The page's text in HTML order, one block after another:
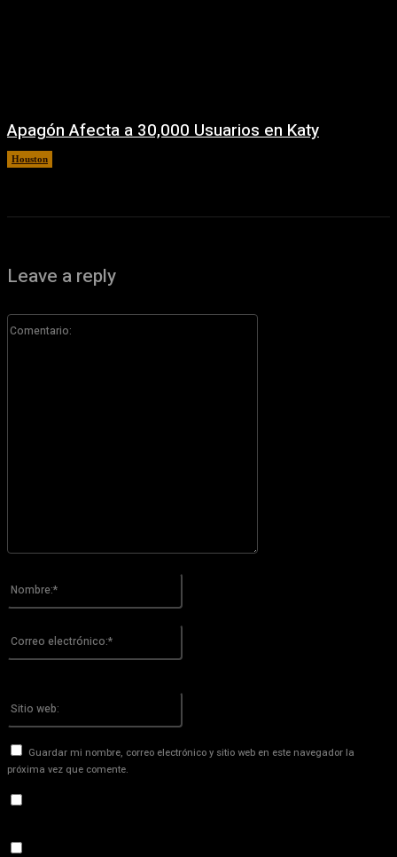
Apagón Afecta a 30,000 Usuarios en Katy
Houston
Leave a reply
Comentario:
Nombre:*
Correo
Sitio
Guardar mi nombre, correo electrónico y sitio web en este navegador la
próxima vez que comente.